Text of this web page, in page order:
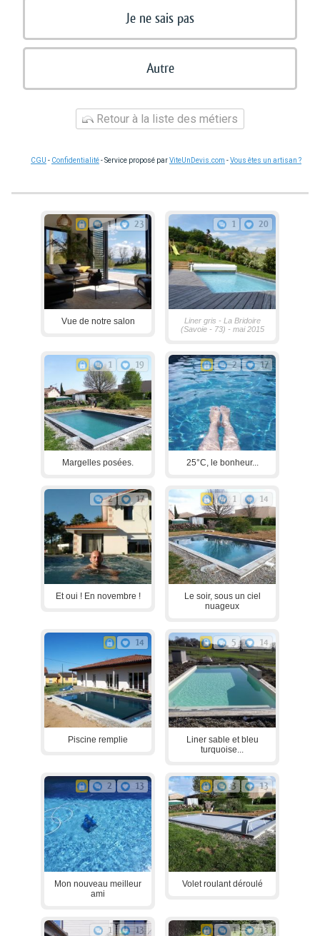
Je ne sais pas
Autre
Retour à la liste des métiers
CGU - Confidentialité- Service proposé parViteUnDevis.com -Vous êtes un artisan ?
1 23
Vue de notre salon
1 20
Liner gris - La Bridoire
(Savoie - 73) - mai 2015
1 19
Margelles posées.
2 17
25°C, le bonheur...
2 17
Et oui ! En novembre !
1 14
Le soir, sous un ciel
nuageux
14
Piscine remplie
5 14
Liner sable et bleu
turquoise...
2 13
Mon nouveau meilleur
ami
3 13
Volet roulant déroulé
1 13 1 13